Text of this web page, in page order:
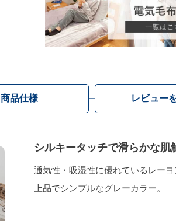
シルキータッチで滑らかな肌
通気性・吸湿性に優れているレーヨ
上品でシンプルなグレーカラー。
商品仕様 レビュー